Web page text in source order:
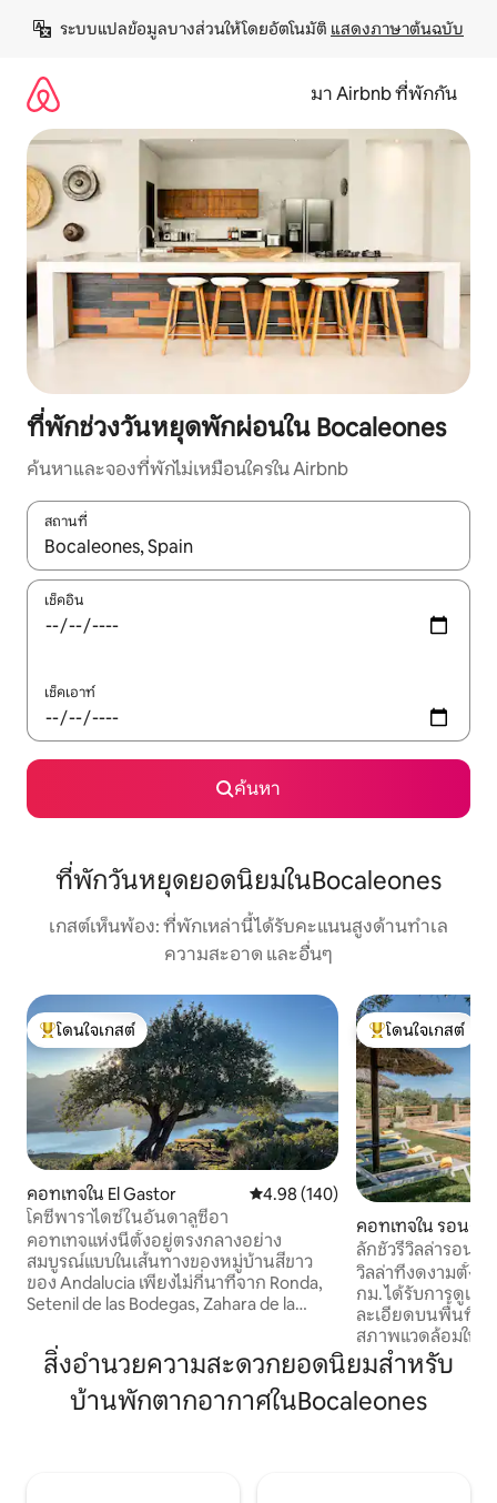
เนื้อหา
ระบบแปลข้อมูลบางส่วนให้โดยอัตโนมัติ แสดงภาษาต้นฉบับ
มา Airbnb ที่พักกัน
ที่พักช่วงวันหยุดพักผ่อนใน Bocaleones
ค้นหาและจองที่พักไม่เหมือนใครใน Airbnb
สถานที่
ใช้ลูกศรขึ้นลง หรือใช้การสัมผัสหรือปัด เพื่อสำรวจผลการค้นหา
เช็คอิน
เช็คเอาท์
ค้นหา
ที่พักวันหยุดยอดนิยมในBocaleones
เกสต์เห็นพ้อง: ที่พักเหล่านี้ได้รับคะแนนสูงด้านทำเล
ความสะอาด และอื่นๆ
โดนใจเกสต์ที่สุด
โดนใจเกสต์
คอทเทจใน El Gastor คะแนนเฉลี่ย 4.98 จาก 5, 140 รีวิว
4.98 (140)
โคซี่พาราไดซ์ในอันดาลูซีอา
คอทเทจแห่งนี้ตั้งอยู่ตรงกลางอย่าง
สมบูรณ์แบบในเส้นทางของหมู่บ้านสีขาว
ของ Andalucia เพียงไม่กี่นาทีจาก Ronda,
Setenil de las Bodegas, Zahara de la
Seville, Marbella, Malaga, Cadiz, Cordoba
และ Granada สถานที่ยอดเยี่ยมสำหรับการ
เพลิดเพลินกับอาหารและประวัติศาสตร์
หรือเพียงแค่ต้องการความสงบและความ
โดนใจเกสต์ที่สุด
โดนใจเกสต์
คอทเทจใน รอนดา
ลักชัวรีวิลล่ารอนด
พร้อมวิว
วิลล่าที่งดงามตั้งอ
กม. ได้รับการดูแ
ละเอียดบนพื้นที่ 10,000
สภาพแวดล้อมในช
รอบด้วยสวนมะก
เพลิดเพลินกับวิวที่
ผ่อนในสวน โซลาริ
สิ่งอำนวยความสะดวกยอดนิยมสำหรับ
บ้านพักตากอากาศในBocaleones